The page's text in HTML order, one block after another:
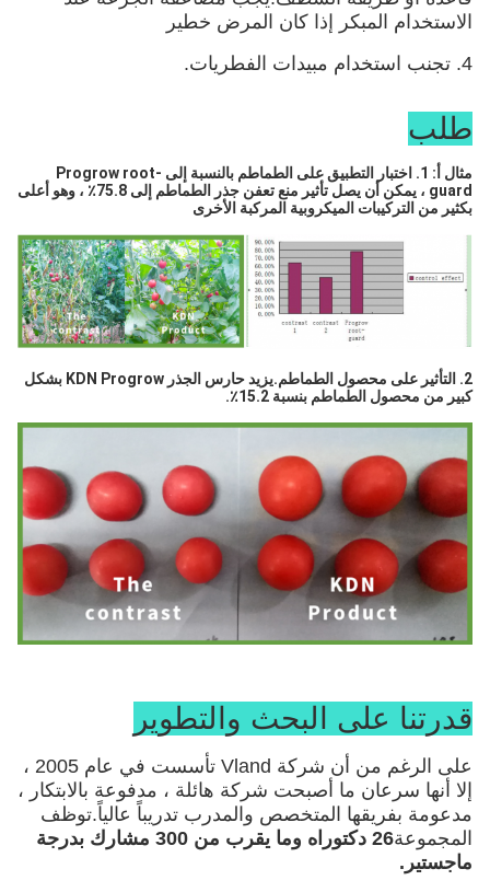
الاستخدام المبكر إذا كان المرض خطير
4. تجنب استخدام مبيدات الفطريات.
طلب
مثال أ: 1. اختبار التطبيق على الطماطم بالنسبة إلى Progrow root-
بكثير من التركيبات الميكروبية المركبة الأخرى
كبير من محصول الطماطم بنسبة 15.2٪.
قدرتنا على البحث والتطوير
على الرغم من أن شركة Vland تأسست في عام 2005 ،
إلا أنها سرعان ما أصبحت شركة هائلة ، مدفوعة بالابتكار ،
مدعومة بفريقها المتخصص والمدرب تدريباً عالياً.توظف
المجموعة
26 دكتوراه وما يقرب من 300 مشارك بدرجة
ماجستير.